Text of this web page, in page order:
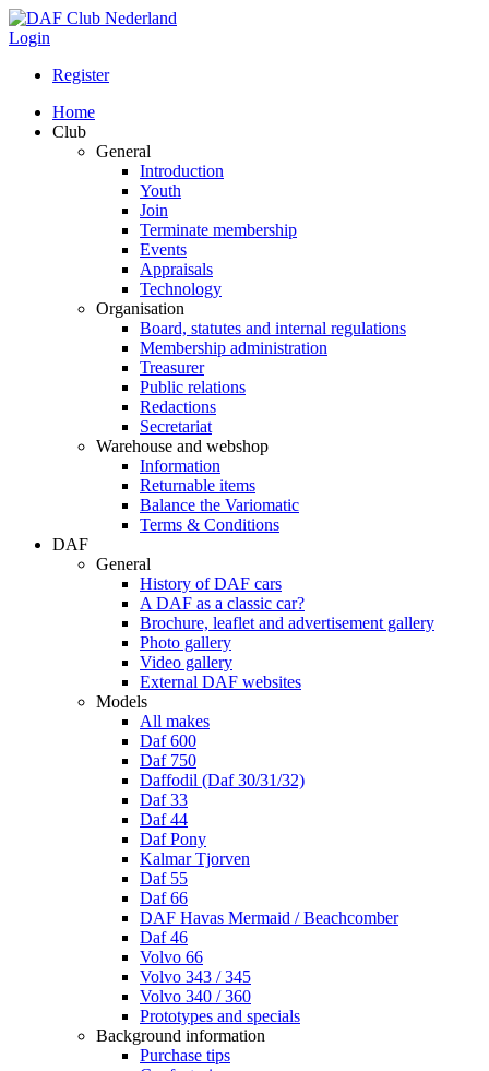
Login
Register
Home
Club
General
Introduction
Youth
Join
Terminate membership
Events
Appraisals
Technology
Organisation
Board, statutes and internal regulations
Membership administration
Treasurer
Public relations
Redactions
Secretariat
Warehouse and webshop
Information
Returnable items
Balance the Variomatic
Terms & Conditions
DAF
General
History of DAF cars
A DAF as a classic car?
Brochure, leaflet and advertisement gallery
Photo gallery
Video gallery
External DAF websites
Models
All makes
Daf 600
Daf 750
Daffodil (Daf 30/31/32)
Daf 33
Daf 44
Daf Pony
Kalmar Tjorven
Daf 55
Daf 66
DAF Havas Mermaid / Beachcomber
Daf 46
Volvo 66
Volvo 343 / 345
Volvo 340 / 360
Prototypes and specials
Background information
Purchase tips